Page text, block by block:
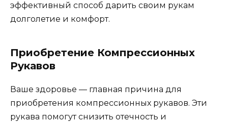
эффективный способ дарить своим рукам
долголетие и комфорт.
Приобретение Компрессионных
Рукавов
Ваше здоровье — главная причина для
приобретения компрессионных рукавов. Эти
рукава помогут снизить отечность и